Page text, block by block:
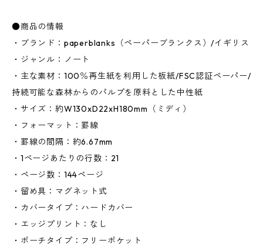
●商品の情報
・ブランド：paperblanks（ペーパーブランクス）/イギリス
・ジャンル：ノート
・主な素材：100％再生紙を利用した板紙/FSC認証ペーパー/
持続可能な森林からのパルプを原料とした中性紙
・サイズ：約W130xD22xH180mm（ミディ）
・フォーマット：罫線
・罫線の間隔：約6.67mm
・1ページあたりの行数：21
・ページ数：144ページ
・留め具：マグネット式
・カバータイプ：ハードカバー
・エッジプリント：なし
・ポーチタイプ：フリーポケット